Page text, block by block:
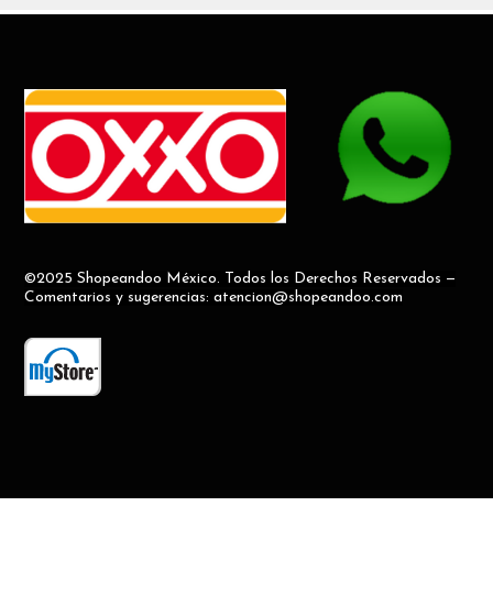
©2025 Shopeandoo México. Todos los Derechos Reservados —
Comentarios y sugerencias: atencion@shopeandoo.com